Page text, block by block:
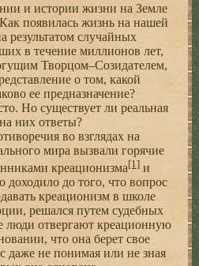
и истории жизни на Земле
появилась жизнь на нашей
результатом случайных
в течение миллионов лет,
Творцом–Созидателем,
о том, какой
ее предназначение?
Но существует ли реальная
них ответы?
во взглядах на
мира вызвали горячие
креационизма[1] и
до того, что вопрос
креационизм в школе
решался путем судебных
люди отвергают креационную
что она берет свое
даже не понимая или не зная